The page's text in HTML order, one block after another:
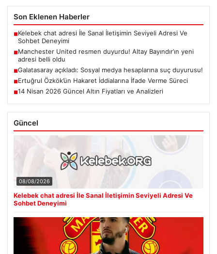
Son Eklenen Haberler
■Kelebek chat adresi İle Sanal İletişimin Seviyeli Adresi Ve
Sohbet Deneyimi
■Manchester United resmen duyurdu! Altay Bayındır’ın yeni
adresi belli oldu
■Galatasaray açıkladı: Sosyal medya hesaplarına suç duyurusu!
■Ertuğrul Özkök’ün Hakaret İddialarına İfade Verme Süreci
■14 Nisan 2026 Güncel Altın Fiyatları ve Analizleri
Güncel
08/08/2026
Kelebek chat adresi İle Sanal İletişimin Seviyeli Adresi Ve
Sohbet Deneyimi